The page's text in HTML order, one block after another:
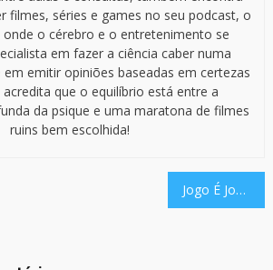
filmes, séries e games no seu podcast, o
onde o cérebro e o entretenimento se
em fazer a ciência caber numa
emitir opiniões baseadas em certezas
que o equilíbrio está entre a
da psique e uma maratona de filmes
ruins bem escolhida!
Jogo É Jogo!